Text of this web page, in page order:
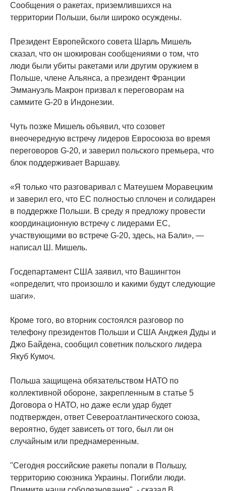
Сообщения о ракетах, приземлившихся на
территории Польши, были широко осуждены.
Президент Европейского совета Шарль Мишель
сказал, что он шокирован сообщениями о том, что
люди были убиты ракетами или другим оружием в
Польше, члене Альянса, а президент Франции
Эммануэль Макрон призвал к переговорам на
саммите G-20 в Индонезии.
Чуть позже Мишель объявил, что созовет
внеочередную встречу лидеров Евросоюза во время
переговоров G-20, и заверил польского премьера, что
блок поддерживает Варшаву.
«Я только что разговаривал с Матеушем Моравецким
и заверил его, что ЕС полностью сплочен и солидарен
в поддержке Польши. В среду я предложу провести
координационную встречу с лидерами ЕС,
участвующими во встрече G-20, здесь, на Бали», —
написал Ш. Мишель.
Госдепартамент США заявил, что Вашингтон
«определит, что произошло и какими будут следующие
шаги».
Кроме того, во вторник состоялся разговор по
телефону президентов Польши и США Анджея Дуды и
Джо Байдена, сообщил советник польского лидера
Якуб Кумоч.
Польша защищена обязательством НАТО по
коллективной обороне, закрепленным в статье 5
Договора о НАТО, но даже если удар будет
подтвержден, ответ Североатлантического союза,
вероятно, будет зависеть от того, был ли он
случайным или преднамеренным.
"Сегодня российские ракеты попали в Польшу,
территорию союзника Украины. Погибли люди.